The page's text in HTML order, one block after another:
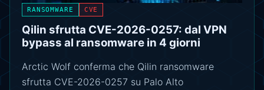
RANSOMWARE CVE
Qilin sfrutta CVE-2026-0257: dal VPN
bypass al ransomware in 4 giorni
Arctic Wolf conferma che Qilin ransomware
sfrutta CVE-2026-0257 su Palo Alto